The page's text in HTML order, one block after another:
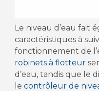
Le niveau d’eau fait
caractéristiques à
fonctionnement de
robinets à flotteur
d’eau, tandis que le
le contrôleur de